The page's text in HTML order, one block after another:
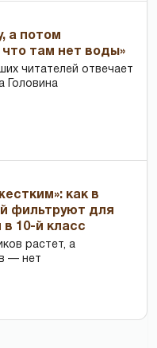
а потом
там нет воды»
читателей отвечает
Головина
как в
фильтруют для
в 10-й класс
растет, а
— нет